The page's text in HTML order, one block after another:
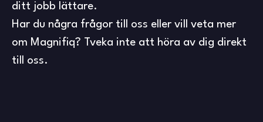
ditt jobb lättare.
Har du några frågor till oss eller vill veta mer
om Magnifiq? Tveka inte att höra av dig direkt
till oss.